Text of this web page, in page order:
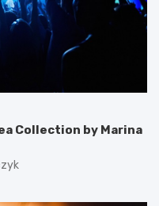
Collection by Marina